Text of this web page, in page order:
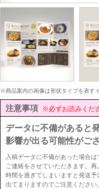
※商品案内の画像は形状タイプを表す
注意事項 ※必ずお読みくだ
データに不備があると
影響が出る可能性がご
入稿データに不備があった場合は
ご連絡をさせていただきます。再
時間を過ぎてしまいますと発送予
出てまりますのでご注意ください。